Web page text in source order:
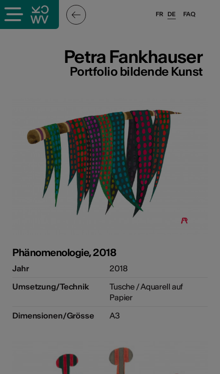
FAQ
FR DE
Petra Fankhauser
Portfolio bildende Kunst
Phänomenologie, 2018
Jahr
2018
Umsetzung/Technik
Tusche / Aquarell auf
Papier
Dimensionen/Grösse
A3